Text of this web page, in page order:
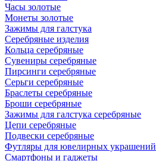
Часы золотые
Монеты золотые
Зажимы для галстука
Серебряные изделия
Кольца серебряные
Сувениры серебряные
Пирсинги серебряные
Серьги серебряные
Браслеты серебряные
Броши серебряные
Зажимы для галстука серебряные
Цепи серебряные
Подвески серебряные
Футляры для ювелирных украшений
Смартфоны и гаджеты